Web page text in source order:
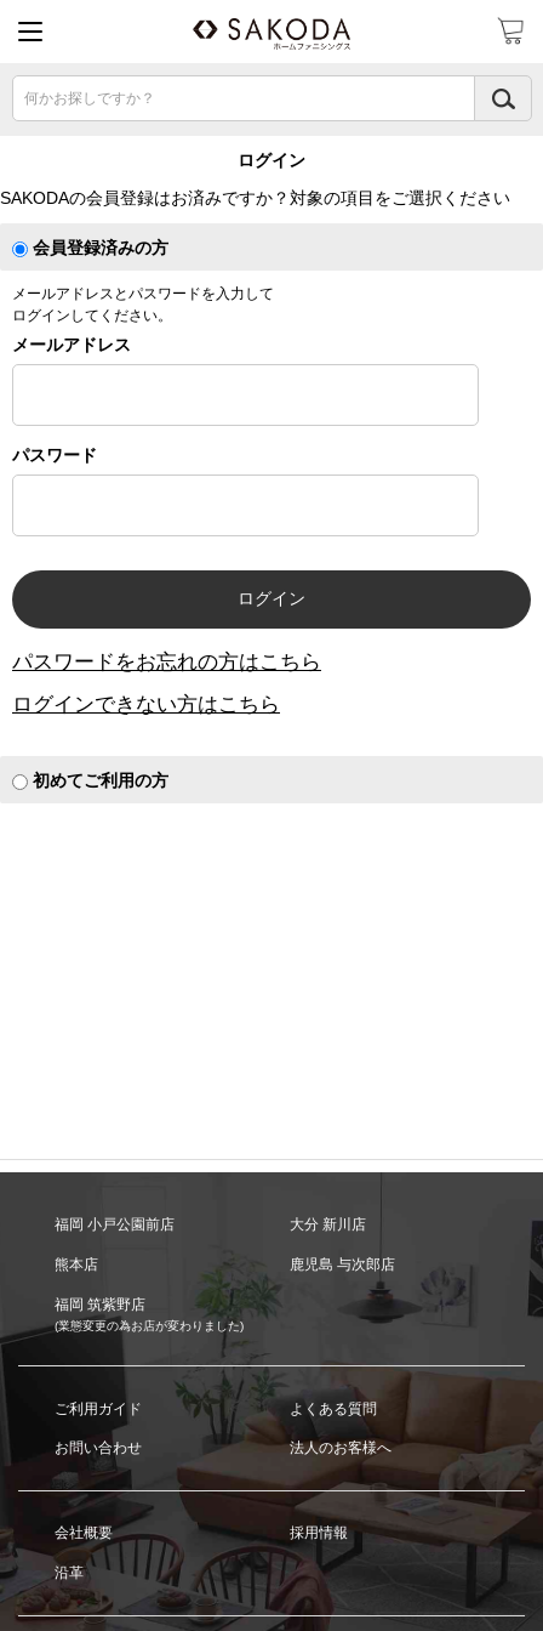
何かお探しですか？
ログイン
SAKODAの会員登録はお済みですか？対象の項目をご選択ください
会員登録済みの方
メールアドレスとパスワードを入力して
ログインしてください。
メールアドレス
パスワード
パスワードをお忘れの方はこちら
ログインできない方はこちら
初めてご利用の方
福岡 小戸公園前店 大分 新川店
熊本店 鹿児島 与次郎店
福岡 筑紫野店
(業態変更の為お店が変わりました)
ご利用ガイド よくある質問
お問い合わせ 法人のお客様へ
会社概要 採用情報
沿革